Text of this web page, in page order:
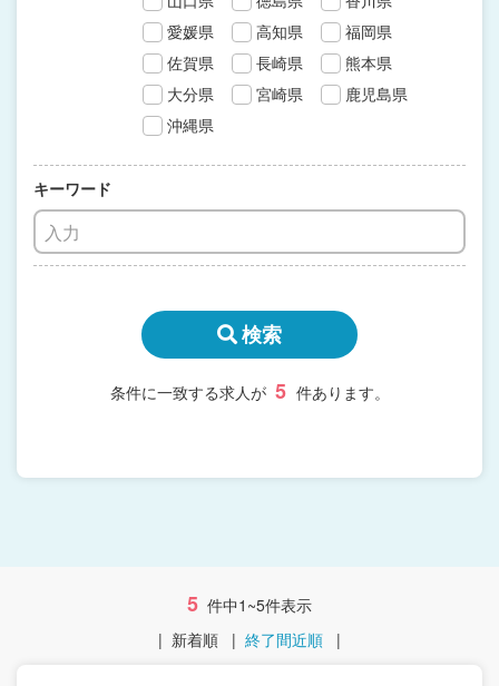
愛媛県
高知県
福岡県
佐賀県
長崎県
熊本県
大分県
宮崎県
鹿児島県
沖縄県
キーワード
検索
条件に一致する求人が 5 件あります。
5 件中1~5件表示
| 新着順 | 終了間近順 |